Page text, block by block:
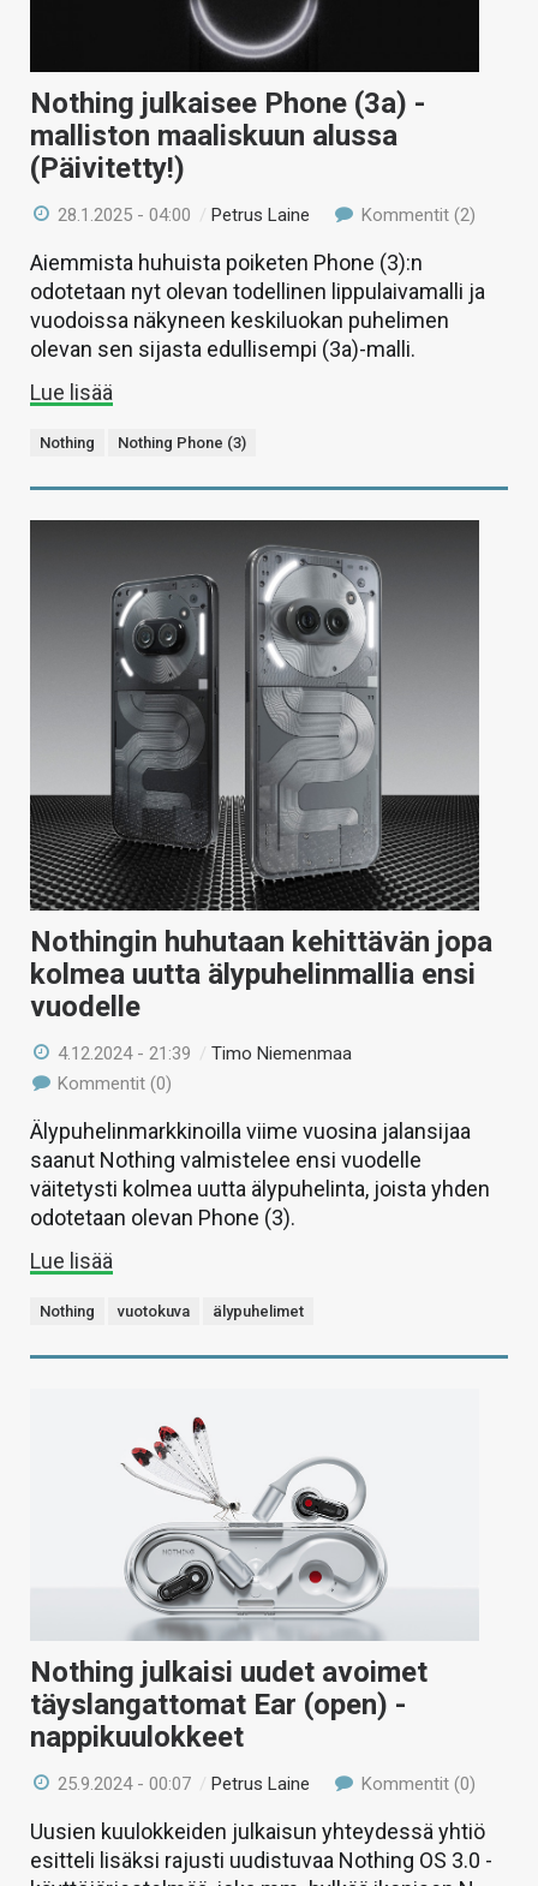
Nothing julkaisee Phone (3a) -
malliston maaliskuun alussa
(Päivitetty!)
28.1.2025 - 04:00 / Petrus Laine Kommentit (2)
Aiemmista huhuista poiketen Phone (3):n
odotetaan nyt olevan todellinen lippulaivamalli ja
vuodoissa näkyneen keskiluokan puhelimen
olevan sen sijasta edullisempi (3a)-malli.
Lue lisää
Nothing Nothing Phone (3)
Nothingin huhutaan kehittävän jopa
kolmea uutta älypuhelinmallia ensi
vuodelle
4.12.2024 - 21:39 /Timo Niemenmaa
Kommentit (0)
Älypuhelinmarkkinoilla viime vuosina jalansijaa
saanut Nothing valmistelee ensi vuodelle
väitetysti kolmea uutta älypuhelinta, joista yhden
odotetaan olevan Phone (3).
Lue lisää
Nothing vuotokuva älypuhelimet
Nothing julkaisi uudet avoimet
täyslangattomat Ear (open) -
nappikuulokkeet
25.9.2024 - 00:07 /Petrus Laine Kommentit (0)
Uusien kuulokkeiden julkaisun yhteydessä yhtiö
esitteli lisäksi rajusti uudistuvaa Nothing OS 3.0 -